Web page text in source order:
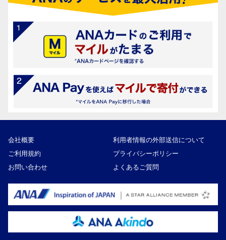
会社概要
利用者情報の外部送信について
ご利用規約
プライバシーポリシー
お問い合わせ
よくあるご質問